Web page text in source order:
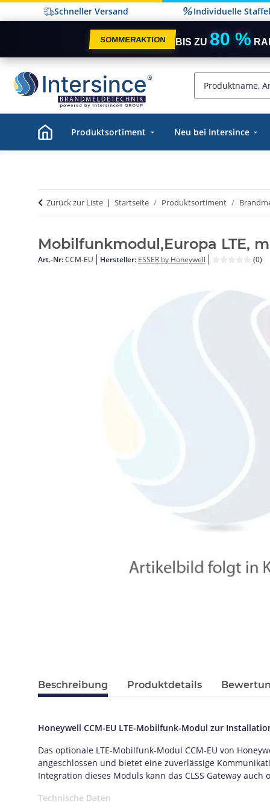
Schneller Versand Individuelle
SOMMERAKTION BIS ZU 80 %
Produktsortiment Neu bei Intersince
Zurück zur Liste Startseite Produktsortiment
Mobilfunkmodul,Europa LTE,
Art.-Nr: CCM-EU Hersteller: ESSER by Honeywell (0)
Beschreibung Produktdetails
Honeywell CCM-EU LTE-Mobilfunk-Modul zur
Das optionale LTE-Mobilfunk-Modul CCM-EU von
angeschlossen und bietet eine zuverlässige
Integration dieses Moduls kann das CLSS Gateway
Technische Daten